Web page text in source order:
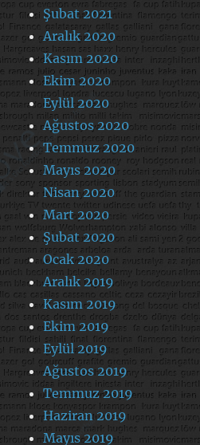
Şubat 2021
Aralık 2020
Kasım 2020
Ekim 2020
Eylül 2020
Ağustos 2020
Temmuz 2020
Mayıs 2020
Nisan 2020
Mart 2020
Şubat 2020
Ocak 2020
Aralık 2019
Kasım 2019
Ekim 2019
Eylül 2019
Ağustos 2019
Temmuz 2019
Haziran 2019
Mayıs 2019